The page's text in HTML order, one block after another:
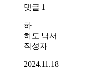
댓글 1
하
하도 낙서
작성자
2024.11.18